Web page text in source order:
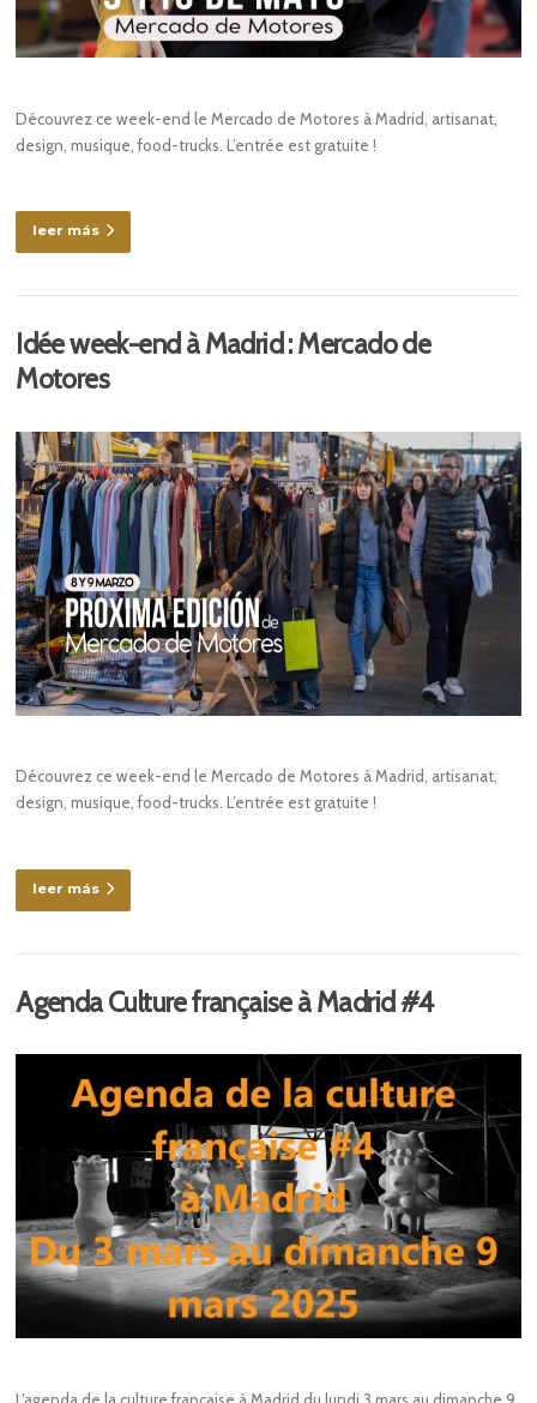
Découvrez ce week-end le Mercado de Motores à Madrid, artisanat,
design, musique, food-trucks. L’entrée est gratuite !
leer más
Idée week-end à Madrid : Mercado de
Motores
Découvrez ce week-end le Mercado de Motores à Madrid, artisanat,
design, musique, food-trucks. L’entrée est gratuite !
leer más
Agenda Culture française à Madrid #4